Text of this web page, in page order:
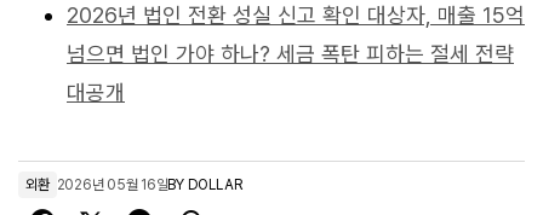
2026년 법인 전환 성실 신고 확인 대상자, 매출 15억
넘으면 법인 가야 하나? 세금 폭탄 피하는 절세 전략
대공개
외환 2026년 05월 16일BY DOLLAR